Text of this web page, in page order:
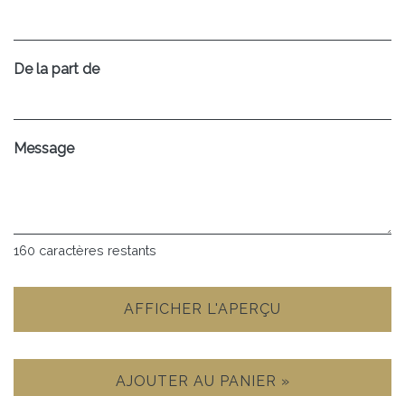
De la part de
Message
160 caractères restants
AFFICHER L'APERÇU
AJOUTER AU PANIER »